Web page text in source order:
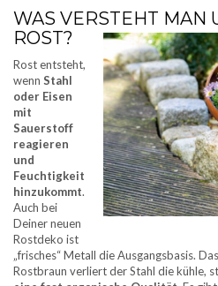
WAS VERSTEHT MAN
ROST?
Rost entsteht,
wenn Stahl
oder Eisen
mit
Sauerstoff
reagieren
und
Feuchtigkeit
hinzukommt.
Auch bei
Deiner neuen
Rostdeko ist
„frisches“ Metall die Ausgangsbasis.
Rostbraun verliert der Stahl die kühle,